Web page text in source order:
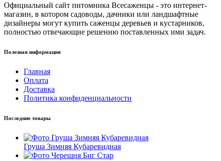
Официальный сайт питомника Всесаженцы - это интернет-
магазин, в котором садоводы, дачники или ландшафтные
дизайнеры могут купить саженцы деревьев и кустарников,
полностью отвечающие решению поставленных ими задач.
Полезная информация
Главная
Оплата
Доставка
Политика конфиденциальности
Последние товары
Груша Зимняя Кубаревидная